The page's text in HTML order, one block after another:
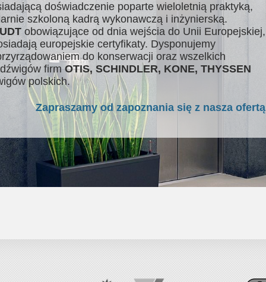
doświadczenie poparte wieloletnią praktyką,
szkoloną kadrą wykonawczą i inżynierską.
UDT obowiązujące od dnia wejścia do Unii Europejskiej,
europejskie certyfikaty. Dysponujemy
do konserwacji oraz wszelkich
firmOTIS, SCHINDLER, KONE, THYSSEN
polskich.
Zapraszamy od zapoznania się z nasza ofertą